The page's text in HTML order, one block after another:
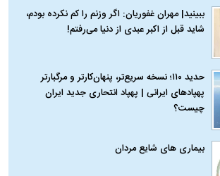
ببینید| مهران غفوریان: اگر وزنم را کم نکرده بودم،
شاید قبل از اکبر عبدی از دنیا می‌رفتم!
حدید ۱۱۰؛ نسخه سریع‌تر، پنهان‌کارتر و مرگبارتر
پهپادهای ایرانی | پهپاد انتحاری جدید ایران
چیست؟
بیماری‌ های شایع مردان